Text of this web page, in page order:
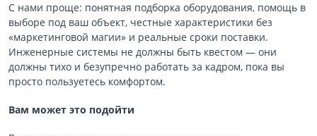
С нами проще: понятная подборка оборудования, помощь в
выборе под ваш объект, честные характеристики без
«маркетинговой магии» и реальные сроки поставки.
Инженерные системы не должны быть квестом — они
должны тихо и безупречно работать за кадром, пока вы
просто пользуетесь комфортом.
Вам может это подойти